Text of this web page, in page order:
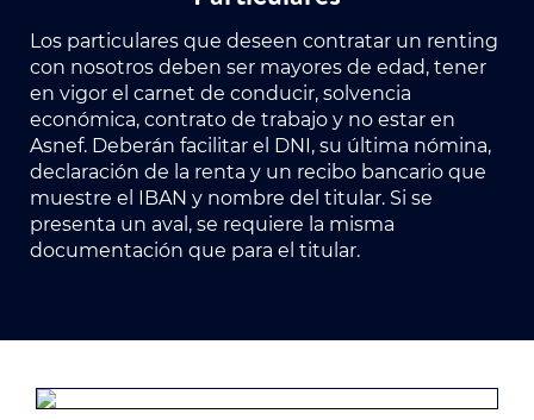
Los particulares que deseen contratar un renting
con nosotros deben ser mayores de edad, tener
en vigor el carnet de conducir, solvencia
económica, contrato de trabajo y no estar en
Asnef. Deberán facilitar el DNI, su última nómina,
declaración de la renta y un recibo bancario que
muestre el IBAN y nombre del titular. Si se
presenta un aval, se requiere la misma
documentación que para el titular.